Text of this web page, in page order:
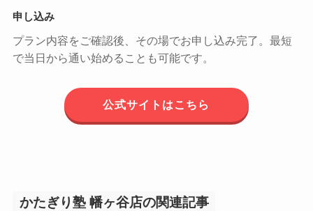
申し込み
プラン内容をご確認後、その場でお申し込み完了。最短
で当日から通い始めることも可能です。
公式サイトはこちら
かたぎり塾 幡ヶ谷店の関連記事